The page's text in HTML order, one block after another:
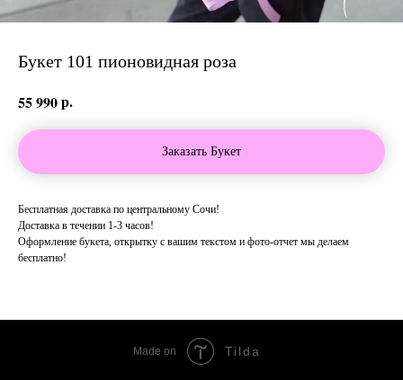
Букет 101 пионовидная роза
55 990р.
Заказать Букет
Бесплатная доставка по центральному Сочи!
Доставка в течении 1-3 часов!
Оформление букета, открытку с вашим текстом и фото-отчет мы делаем
бесплатно!
Made on Tilda